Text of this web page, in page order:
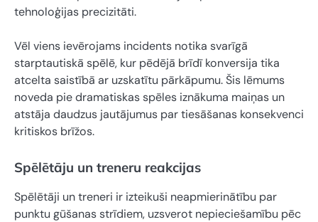
tehnoloģijas precizitāti.
Vēl viens ievērojams incidents notika svarīgā
starptautiskā spēlē, kur pēdējā brīdī konversija tika
atcelta saistībā ar uzskatītu pārkāpumu. Šis lēmums
noveda pie dramatiskas spēles iznākuma maiņas un
atstāja daudzus jautājumus par tiesāšanas konsekvenci
kritiskos brīžos.
Spēlētāju un treneru reakcijas
Spēlētāji un treneri ir izteikuši neapmierinātību par
punktu gūšanas strīdiem, uzsverot nepieciešamību pēc